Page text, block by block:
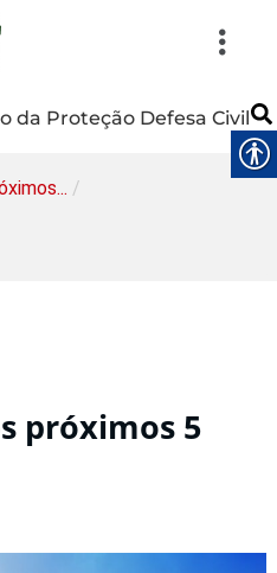
da Proteção Defesa Civil
/
próximos 5